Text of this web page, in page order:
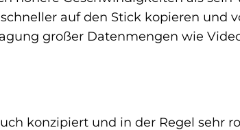
auf den Stick kopieren und
großer Datenmengen wie
konzipiert und in der Regel sehr